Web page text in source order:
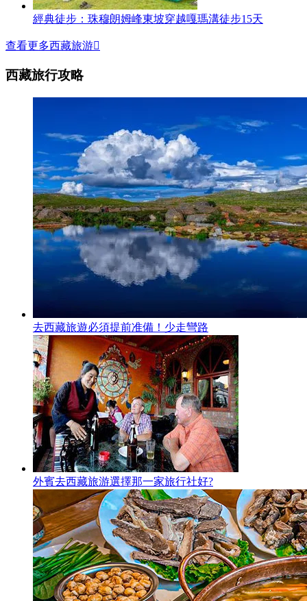
經典徒步：珠穆朗姆峰東坡穿越嘎瑪溝徒步15天
查看更多西藏旅游
西藏旅行攻略
去西藏旅遊必須提前准備！少走彎路
外賓去西藏旅游選擇那一家旅行社好?